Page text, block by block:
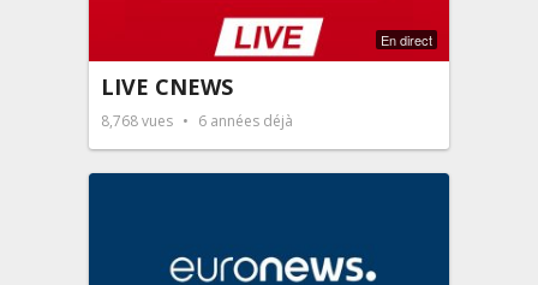
En direct
LIVE CNEWS
8,768vues 6 années déjà